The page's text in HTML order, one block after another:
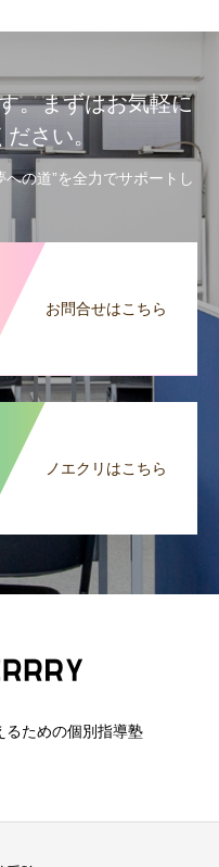
。まずはお気軽に
さい。
の道”を全力でサポートし
お問合せはこちら
ノエクリはこちら
るための個別指導塾